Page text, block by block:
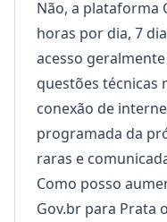
Não, a plataforma
horas por dia, 7
acesso
questões técnicas
conexão de
programada da
raras e
Como posso
Gov.br para Prata